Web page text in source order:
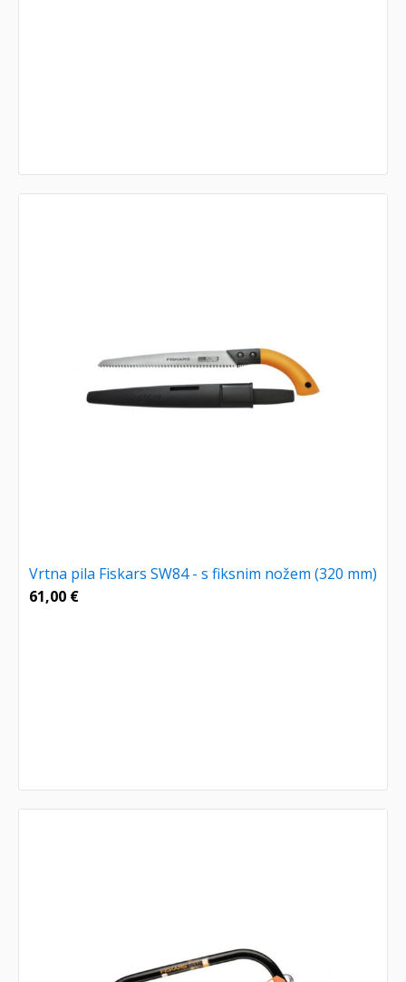
Vrtna pila Fiskars SW84 - s fiksnim nožem (320 mm)
61,00 €